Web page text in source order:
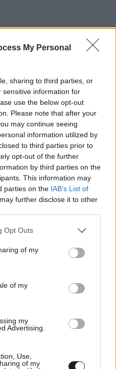
My Personal
sharing to third parties, or
sensitive information for
use the below opt-out
Please note that after your
may continue seeing
information utilized by
to third parties prior to
opt-out of the further
by third parties on the
This information may
parties on the IAB’s List of
further disclose it to other
uses one or more Google
behaviour. You may click to
and its third-party tags to
purposes in below Google
Opt Outs
of my
of my
my
Advertising.
Use,
of my
fordítanunk Iowa-ra,
aki sikerre
magyarázta az IndyCar
megyünk is, a
kikapcsolódást
megközelíthetősége és a
helyszín legyen.